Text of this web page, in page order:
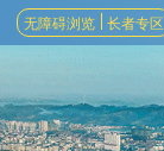
无障碍浏览 长者专区